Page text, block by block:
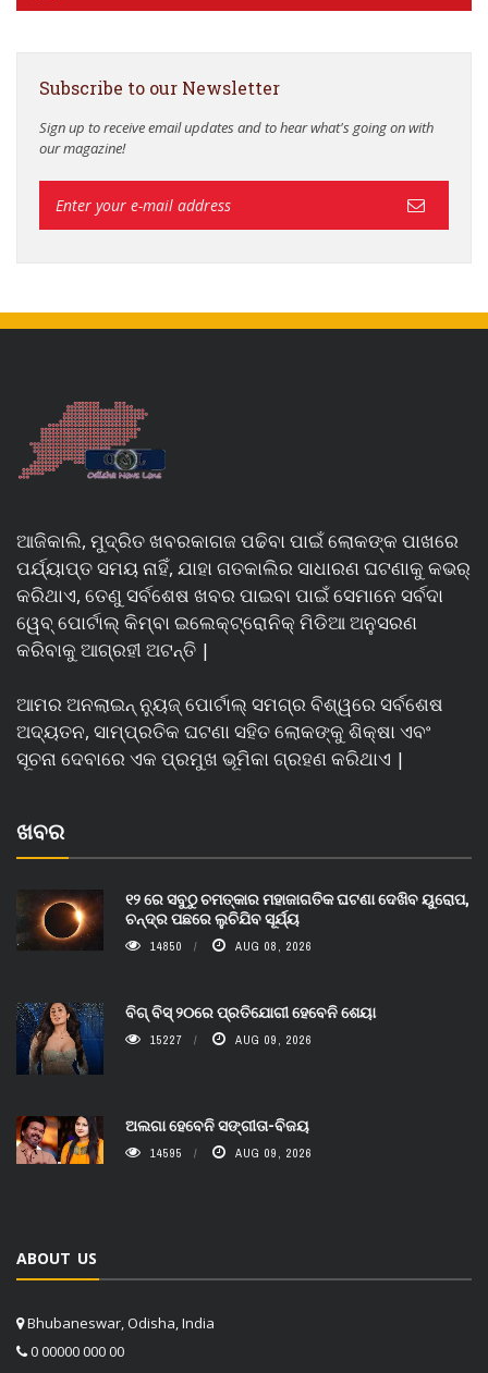
Subscribe to our Newsletter
Sign up to receive email updates and to hear what's going on with
our magazine!
ଆଜିକାଲି, ମୁଦ୍ରିତ ଖବରକାଗଜ ପଢିବା ପାଇଁ ଲୋକଙ୍କ ପାଖରେ
ପର୍ଯ୍ୟାପ୍ତ ସମୟ ନାହିଁ, ଯାହା ଗତକାଲିର ସାଧାରଣ ଘଟଣାକୁ କଭର୍
କରିଥାଏ, ତେଣୁ ସର୍ବଶେଷ ଖବର ପାଇବା ପାଇଁ ସେମାନେ ସର୍ବଦା
ୱେବ୍ ପୋର୍ଟାଲ୍ କିମ୍ବା ଇଲେକ୍ଟ୍ରୋନିକ୍ ମିଡିଆ ଅନୁସରଣ
କରିବାକୁ ଆଗ୍ରହୀ ଅଟନ୍ତି |
ଆମର ଅନଲାଇନ୍ ନ୍ୟୁଜ୍ ପୋର୍ଟାଲ୍ ସମଗ୍ର ବିଶ୍ୱରେ ସର୍ବଶେଷ
ଅଦ୍ୟତନ, ସାମ୍ପ୍ରତିକ ଘଟଣା ସହିତ ଲୋକଙ୍କୁ ଶିକ୍ଷା ଏବଂ
ସୂଚନା ଦେବାରେ ଏକ ପ୍ରମୁଖ ଭୂମିକା ଗ୍ରହଣ କରିଥାଏ |
ଖବର
୧୨ ରେ ସବୁଠୁ ଚମତ୍କାର ମହାଜାଗତିକ ଘଟଣା ଦେଖିବ ୟୁରୋପ,
ଚନ୍ଦ୍ର ପଛରେ ଲୁଚିଯିବ ସୂର୍ଯ୍ୟ
14850 AUG 08, 2026
ବିଗ୍ ବିସ୍ ୨୦ରେ ପ୍ରତିଯୋଗୀ ହେବେନି ଶେୟା
15227 AUG 09, 2026
ଅଲଗା ହେବେନି ସଙ୍ଗୀତା-ବିଜୟ
14595 AUG 09, 2026
ABOUT US
Bhubaneswar, Odisha, India
0 00000 000 00